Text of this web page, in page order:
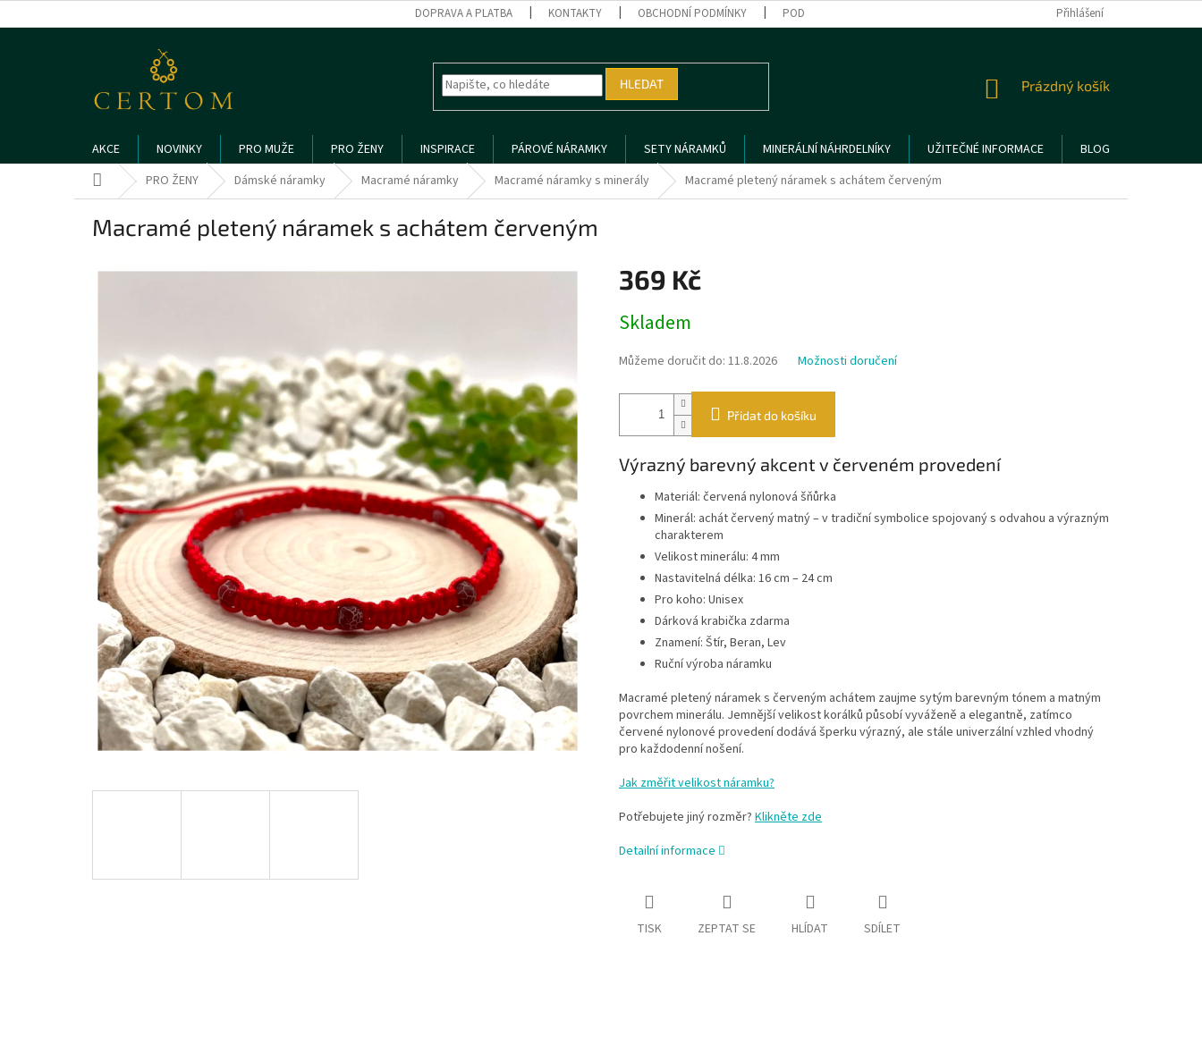
na
DOPRAVA A PLATBA KONTAKTY OBCHODNÍ PODMÍNKY PODMÍNKY OCHRANY OSOBNÍCH ÚDAJŮ REKLAMACE A VRÁCENÍ ZBOŽÍ
Přihlášení
HLEDAT
NÁKUPNÍ
Prázdný košík
AKCE NOVINKY PRO MUŽE PRO ŽENY INSPIRACE PÁROVÉ NÁRAMKY SETY NÁRAMKŮ MINERÁLNÍ NÁHRDELNÍKY UŽITEČNÉ INFORMACE
BLOG
Domů PRO ŽENY Dámské náramky Macramé náramky Macramé náramky s minerály Macramé pletený náramek s achátem červeným
Macramé pletený náramek s achátem červeným
369 Kč
cena:
Skladem
Můžeme doručit do: 11.8.2026 Možnosti doručení
Přidat do košíku
Výrazný barevný akcent v červeném provedení
Materiál: červená nylonová šňůrka
Minerál: achát červený matný – v tradiční symbolice spojovaný s odvahou a výrazným
charakterem
Velikost minerálu: 4 mm
Nastavitelná délka: 16 cm – 24 cm
Pro koho: Unisex
Dárková krabička zdarma
Znamení: Štír, Beran, Lev
Ruční výroba náramku
Macramé pletený náramek s červeným achátem zaujme sytým barevným tónem a matným
povrchem minerálu. Jemnější velikost korálků působí vyváženě a elegantně, zatímco
červené nylonové provedení dodává šperku výrazný, ale stále univerzální vzhled vhodný
pro každodenní nošení.
Jak změřit velikost náramku?
Potřebujete jiný rozměr? Klikněte zde
Detailní informace
TISK ZEPTAT SE HLÍDAT SDÍLET